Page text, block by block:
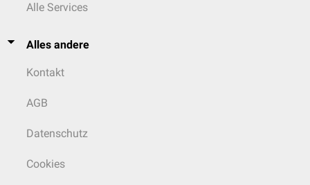
Alle Services
Alles andere
Kontakt
AGB
Datenschutz
Cookies